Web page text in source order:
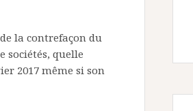
la contrefaçon du
sociétés, quelle
2017 même si son